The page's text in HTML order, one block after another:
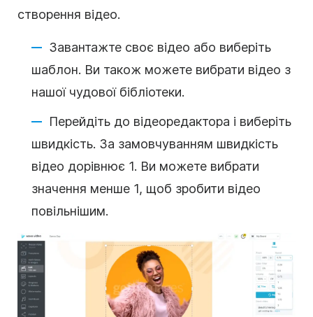
створення відео.
Завантажте своє відео або виберіть
шаблон. Ви також можете вибрати відео з
нашої чудової бібліотеки.
Перейдіть до відеоредактора і виберіть
швидкість. За замовчуванням швидкість
відео дорівнює 1. Ви можете вибрати
значення менше 1, щоб зробити відео
повільнішим.